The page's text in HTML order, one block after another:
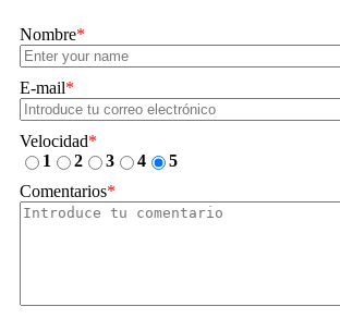
Nombre*
E-mail*
Velocidad*
1
2 3 4
5
Comentarios*